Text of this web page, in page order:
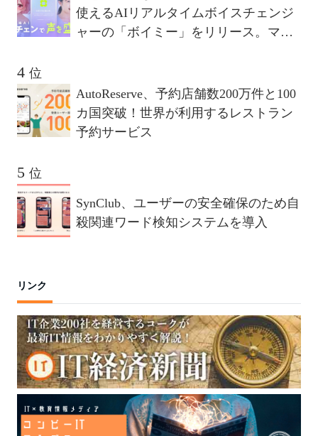
使えるAIリアルタイムボイスチェンジ
ャーの「ボイミー」をリリース。マイ
位
AutoReserve、予約店舗数200万件と100
カ国突破！世界が利用するレストラン
予約サービス
位
SynClub、ユーザーの安全確保のため自
殺関連ワード検知システムを導入
リンク